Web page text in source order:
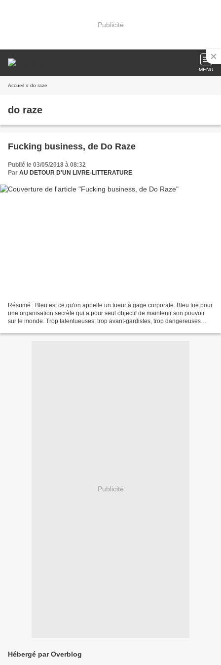
Publicité
MENU
Accueil » do raze
do raze
Fucking business, de Do Raze
Publié le 03/05/2018 à 08:32
Par AU DETOUR D'UN LIVRE-LITTERATURE
Résumé : Bleu est ce qu'on appelle un tueur à gage corporate. Bleu tue pour
une organisation secrète qui a pour seul objectif de maintenir son pouvoir
sur le monde. Trop talentueuses, trop avant-gardistes, trop dangereuses
Publicité
Hébergé par Overblog